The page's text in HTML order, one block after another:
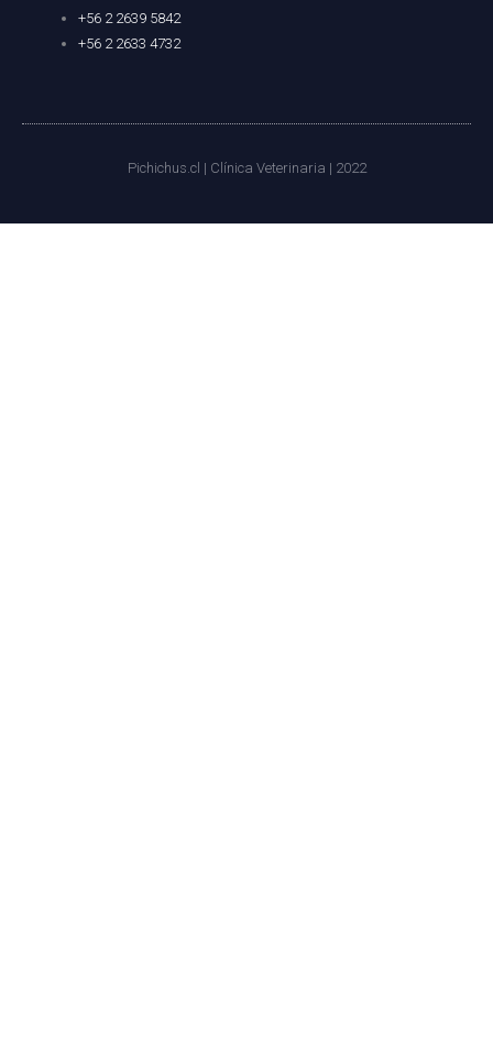
+56 2 2639 5842
+56 2 2633 4732
Pichichus.cl | Clínica Veterinaria | 2022